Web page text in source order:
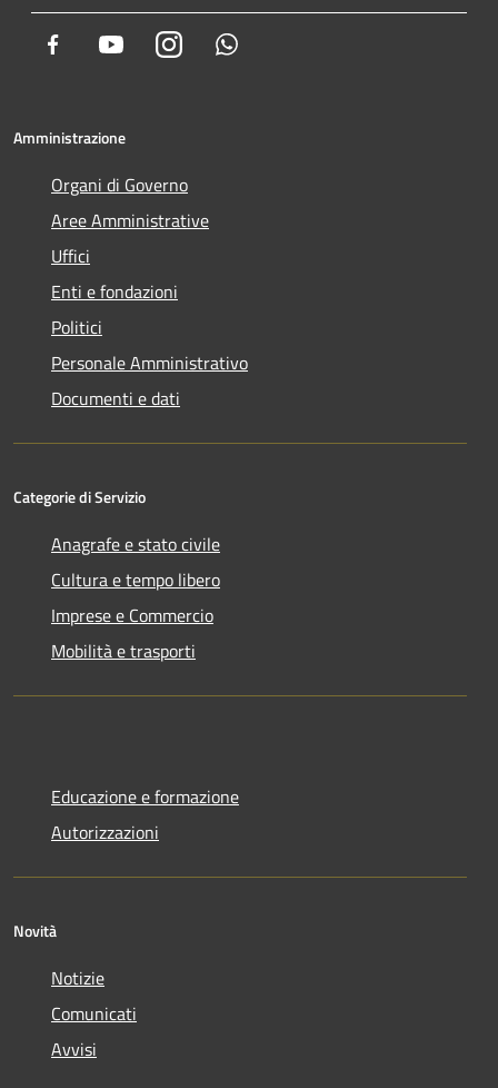
Facebook YoutubeInstagram
Amministrazione
Organi di Governo
Aree Amministrative
Uffici
Enti e fondazioni
Politici
Personale Amministrativo
Documenti e dati
Categorie di Servizio
Anagrafe e stato civile
Cultura e tempo libero
Imprese e Commercio
Mobilità e trasporti
Educazione e formazione
Autorizzazioni
Novità
Notizie
Comunicati
Avvisi